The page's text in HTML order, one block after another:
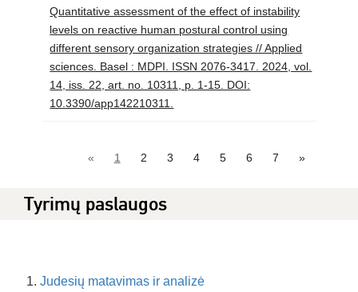
Quantitative assessment of the effect of instability
levels on reactive human postural control using
different sensory organization strategies // Applied
sciences. Basel : MDPI. ISSN 2076-3417. 2024, vol.
14, iss. 22, art. no. 10311, p. 1-15. DOI:
10.3390/app142210311.
« 1 2 3 4 5 6 7 »
Tyrimų paslaugos
Judesių matavimas ir analizė